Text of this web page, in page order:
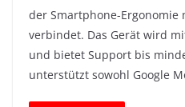
der Smartphone-
verbindet. Das Gerät wird
und bietet Support bis
unterstützt sowohl Google